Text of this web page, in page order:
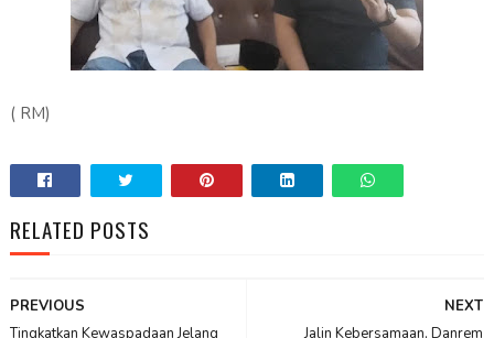
( RM)
RELATED POSTS
NEXT
Jalin Kebersamaan, Danrem
PREVIOUS
Tingkatkan Kewaspadaan Jelang